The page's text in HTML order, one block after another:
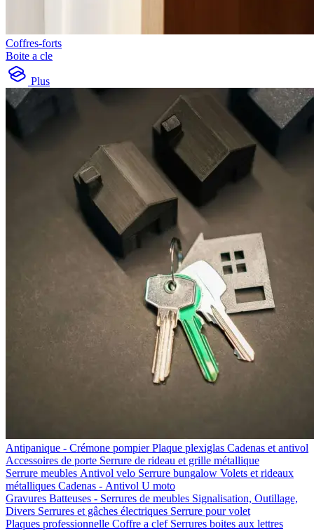
Coffres-forts
Boite a cle
Plus
Antipanique - Crémone pompierPlaque plexiglas Cadenas et antivol
Accessoires de porte Serrure de rideau et grille métallique
Serrure meubles Antivol velo Serrure bungalow Volets et rideaux
métalliques Cadenas - Antivol U moto
Gravures Batteuses - Serrures de meubles Signalisation, Outillage,
Divers Serrures et gâches électriques Serrure pour volet
Plaques professionnelle Coffre a clef Serrures boites aux lettres